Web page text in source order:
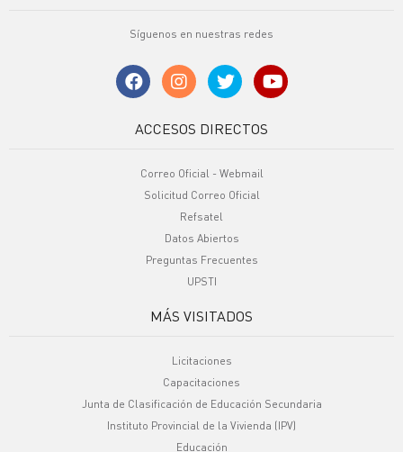
Síguenos en nuestras redes
ACCESOS DIRECTOS
Correo Oficial - Webmail
Solicitud Correo Oficial
Refsatel
Datos Abiertos
Preguntas Frecuentes
UPSTI
MÁS VISITADOS
Licitaciones
Capacitaciones
Junta de Clasificación de Educación Secundaria
Instituto Provincial de la Vivienda (IPV)
Educación